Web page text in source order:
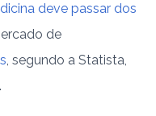
deve passar dos
de
, segundo a Statista,